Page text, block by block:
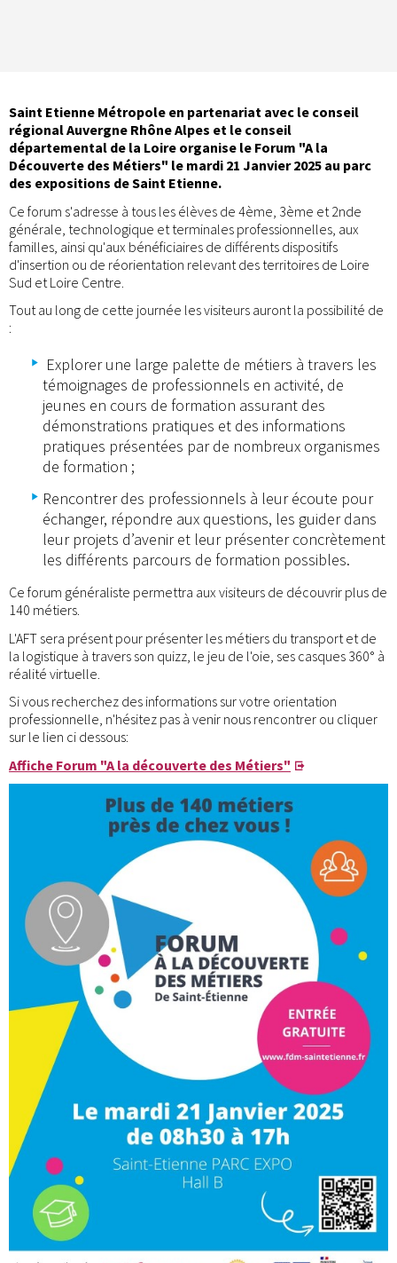
Saint Etienne Métropole en partenariat avec le conseil
régional Auvergne Rhône Alpes et le conseil
départemental de la Loire organise le Forum "A la
Découverte des Métiers" le mardi 21 Janvier 2025 au parc
des expositions de Saint Etienne.
Ce forum s'adresse à tous les élèves de 4ème, 3ème et 2nde
générale, technologique et terminales professionnelles, aux
familles, ainsi qu'aux bénéficiaires de différents dispositifs
d'insertion ou de réorientation relevant des territoires de Loire
Sud et Loire Centre.
Tout au long de cette journée les visiteurs auront la possibilité de
:
Explorer une large palette de métiers à travers les
témoignages de professionnels en activité, de
jeunes en cours de formation assurant des
démonstrations pratiques et des informations
pratiques présentées par de nombreux organismes
de formation ;
Rencontrer des professionnels à leur écoute pour
échanger, répondre aux questions, les guider dans
leur projets d’avenir et leur présenter concrètement
les différents parcours de formation possibles.
Ce forum généraliste permettra aux visiteurs de découvrir plus de
140 métiers.
L'AFT sera présent pour présenter les métiers du transport et de
la logistique à travers son quizz, le jeu de l'oie, ses casques 360° à
réalité virtuelle.
Si vous recherchez des informations sur votre orientation
professionnelle, n'hésitez pas à venir nous rencontrer ou cliquer
sur le lien ci dessous:
Affiche Forum "A la découverte des Métiers"